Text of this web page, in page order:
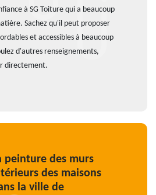
à SG Toiture qui a beaucoup
Sachez qu'il peut proposer
et accessibles à beaucoup
d'autres renseignements,
directement.
peinture des murs
des maisons
la ville de